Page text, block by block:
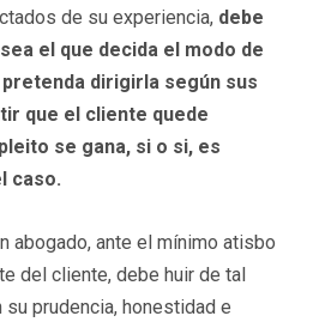
de su experiencia, debe
el que decida el modo de
dirigirla según sus
que el cliente quede
se gana, si o si, es
caso.
abogado, ante el mínimo atisbo
del cliente, debe huir de tal
prudencia, honestidad e